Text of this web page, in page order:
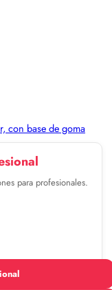
con base de goma
para profesionales.